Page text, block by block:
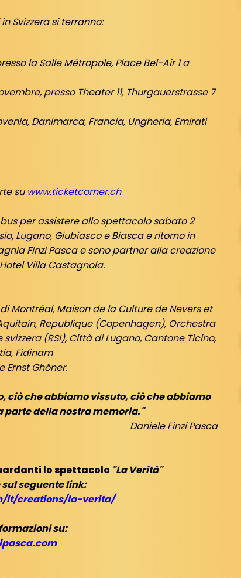
Svizzera si terranno:
la Salle Métropole, Place Bel-Air 1 a
presso Theater 11, Thurgauerstrasse 7
Danimarca, Francia, Ungheria, Emirati
su www.ticketcorner.ch
per assistere allo spettacolo sabato 2
Lugano, Giubiasco e Biasca e ritorno in
Finzi Pasca e sono partner alla creazione
Villa Castagnola.
Montréal, Maison de la Culture de Nevers et
Republique (Copenhagen), Orchestra
(RSI), Città di Lugano, Cantone Ticino,
Fidinam
Ernst Ghöner.
ciò che abbiamo vissuto, ciò che abbiamo
parte della nostra memoria."
Daniele Finzi Pasca
lo spettacolo "La Verità"
seguente link:
it/creations/la-verita/
su: